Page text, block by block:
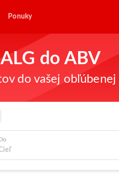
Ponuky
do ABV
do vašej
Do